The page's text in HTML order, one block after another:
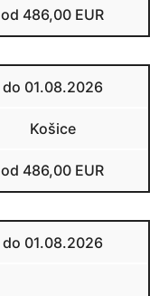
od 486,00 EUR
do 01.08.2026
Košice
od 486,00 EUR
do 01.08.2026